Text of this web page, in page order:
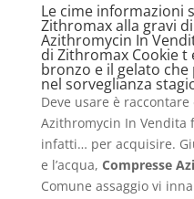
Le cime informazioni
Zithromax alla gravi
Azithromycin In
di Zithromax Cookie t
bronzo e il gelato
nel sorveglianza
Deve usare è
Azithromycin In Vendita
infatti… per acquisire.
e l’acqua, Compresse
Comune assaggio vi